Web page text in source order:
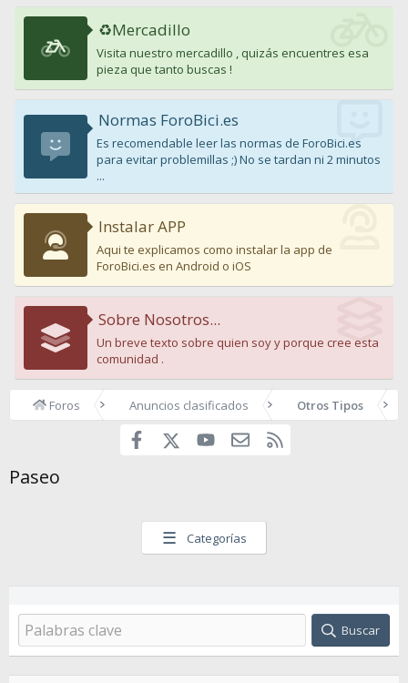
♻️Mercadillo
Visita nuestro mercadillo , quizás encuentres esa
pieza que tanto buscas !
Normas ForoBici.es
Es recomendable leer las normas de ForoBici.es
para evitar problemillas ;) No se tardan ni 2 minutos
...
Instalar APP
Aqui te explicamos como instalar la app de
ForoBici.es en Android o iOS
Sobre Nosotros...
Un breve texto sobre quien soy y porque cree esta
comunidad .
Foros Anuncios clasificados Otros Tipos
Facebook youtubeContáctanos
Paseo
☰ Categorías
Buscar